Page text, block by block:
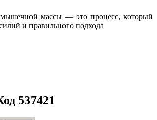
массы — это процесс, который
и правильного подхода
537421